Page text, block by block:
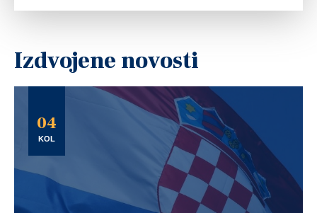
Izdvojene novosti
04
KOL